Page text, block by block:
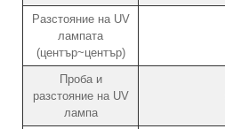
Разстояние на UV
лампата
(център~център)
Проба и
разстояние на UV
лампа